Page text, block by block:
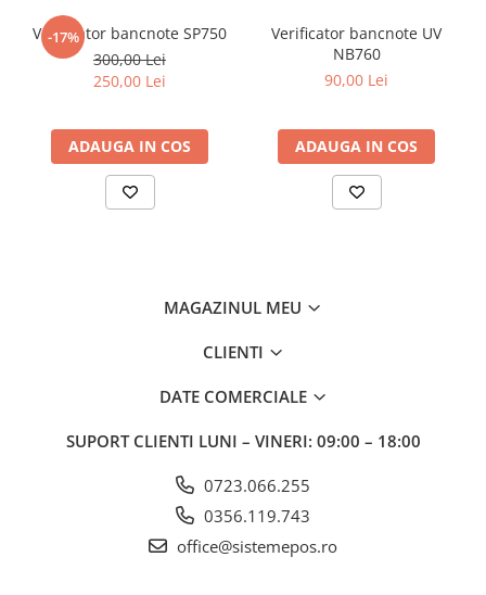
-17%
Verificator bancnote SP750
300,00 Lei
250,00 Lei
ADAUGA IN COS
Verificator bancnote UV
NB760
90,00 Lei
ADAUGA IN COS
MAGAZINUL MEU
CLIENTI
DATE COMERCIALE
SUPORT CLIENTI LUNI – VINERI: 09:00 – 18:00
0723.066.255
0356.119.743
office@sistemepos.ro